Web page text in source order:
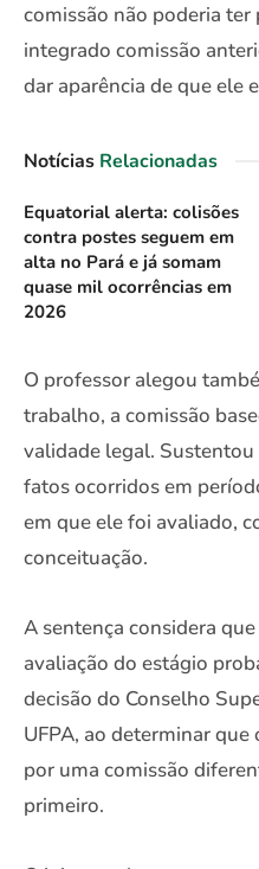
comissão não poderia
integrado comissão
dar aparência de que ele
Notícias Relacionadas
Equatorial alerta: colisões
contra postes seguem em
alta no Pará e já somam
quase mil ocorrências em
2026
O professor alegou
trabalho, a comissão
validade legal.
fatos ocorridos em
em que ele foi avaliado,
conceituação.
A sentença considera
avaliação do estágio
decisão do Conselho
UFPA, ao determinar
por uma comissão
primeiro.